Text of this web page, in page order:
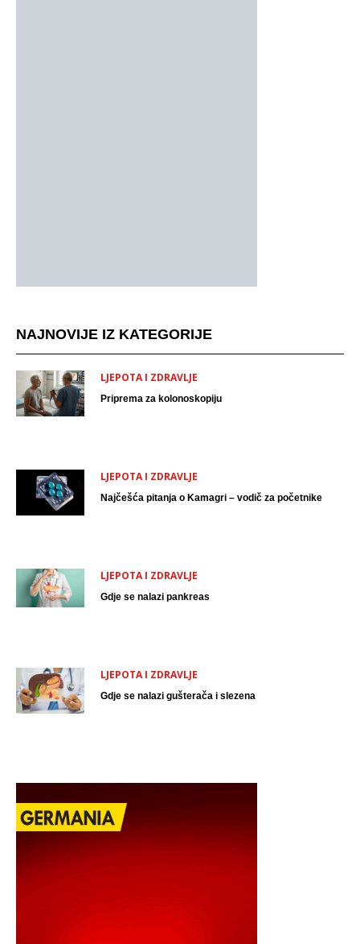
NAJNOVIJE IZ KATEGORIJE
LJEPOTA I ZDRAVLJE
Priprema za kolonoskopiju
LJEPOTA I ZDRAVLJE
Najčešća pitanja o Kamagri – vodič za početnike
LJEPOTA I ZDRAVLJE
Gdje se nalazi pankreas
LJEPOTA I ZDRAVLJE
Gdje se nalazi gušterača i slezena